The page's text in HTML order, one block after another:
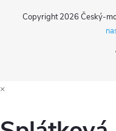
Copyright 2026 Český-
×